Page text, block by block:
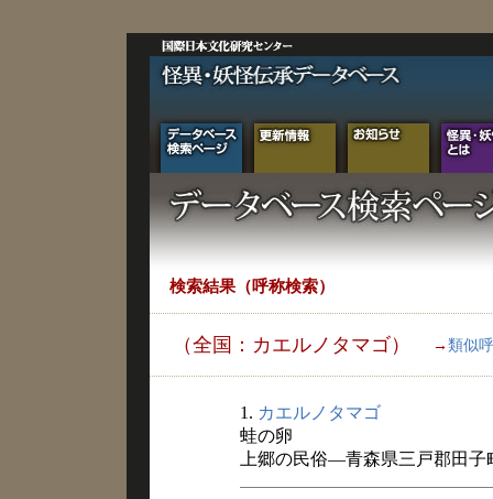
検索結果（呼称検索）
（全国：カエルノタマゴ） → 類似
1. カエルノタマゴ
蛙の卵
上郷の民俗―青森県三戸郡田